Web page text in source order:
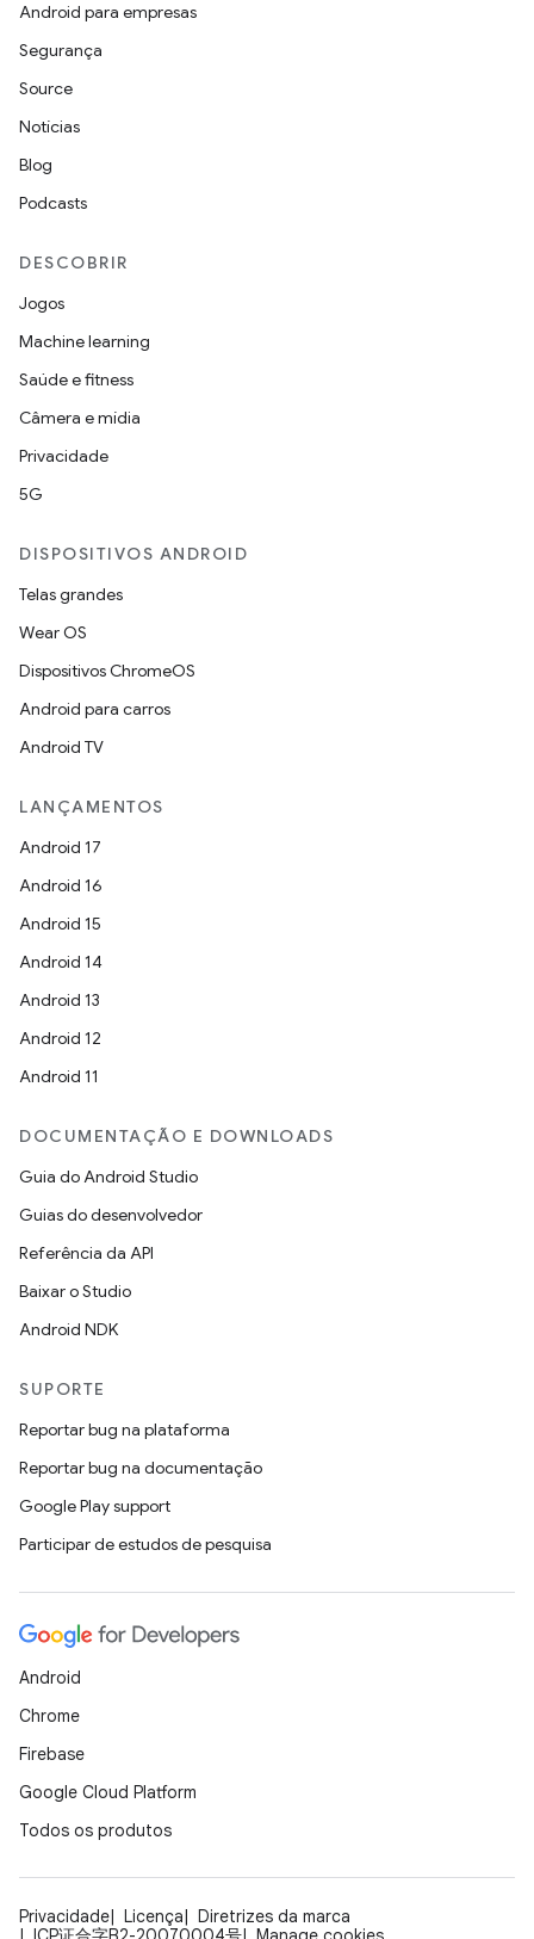
Android para empresas
Segurança
Source
Notícias
Blog
Podcasts
DESCOBRIR
Jogos
Machine learning
Saúde e fitness
Câmera e mídia
Privacidade
5G
DISPOSITIVOS ANDROID
Telas grandes
Wear OS
Dispositivos ChromeOS
Android para carros
Android TV
LANÇAMENTOS
Android 17
Android 16
Android 15
Android 14
Android 13
Android 12
Android 11
DOCUMENTAÇÃO E DOWNLOADS
Guia do Android Studio
Guias do desenvolvedor
Referência da API
Baixar o Studio
Android NDK
SUPORTE
Reportar bug na plataforma
Reportar bug na documentação
Google Play support
Participar de estudos de pesquisa
Android
Chrome
Firebase
Google Cloud Platform
Todos os produtos
Privacidade Licença
Diretrizes da marca